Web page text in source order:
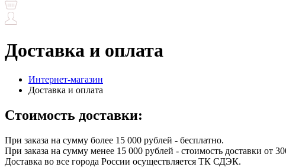
Доставка и оплата
Интернет-магазин
Доставка и оплата
Стоимость доставки:
При заказа на сумму более 15 000 рублей - бесплатно.
При заказа на сумму менее 15 000 рублей - стоимость доставки от
Доставка во все города России осуществляется ТК СДЭК.